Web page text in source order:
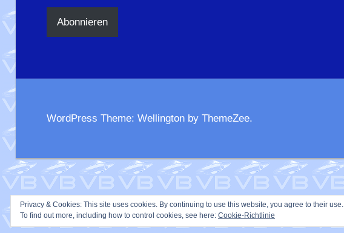
Adresse
Abonnieren
WordPress Theme: Wellington by ThemeZee.
Privacy & Cookies: This site uses cookies. By continuing to use this website, you agree to their use.
To find out more, including how to control cookies, see here: Cookie-Richtlinie